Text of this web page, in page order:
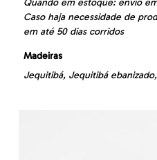
Caso haja necessidade de
em até 50 dias corridos
Madeiras
Jequitibá, Jequitibá